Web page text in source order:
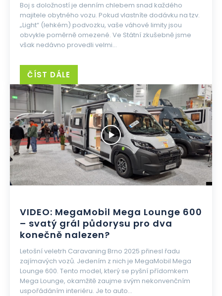
Boj s doložností je denním chlebem snad každého
majitele obytného vozu. Pokud vlastníte dodávku na tzv.
„Light“ (lehkém) podvozku, vaše váhové limity jsou
obvykle poměrně omezené. Ve Státní zkušebně jsme
však nedávno provedli velmi...
ČÍST DÁLE
VIDEO: MegaMobil Mega Lounge 600
– svatý grál půdorysu pro dva
konečně nalezen?
Letošní veletrh Caravaning Brno 2025 přinesl řadu
zajímavých vozů. Jedením z nich je MegaMobil Mega
Lounge 600. Tento model, který se pyšní přídomkem
Mega Lounge, okamžitě zaujme svým nekonvenčním
uspořádáním interiéru. Je to auto...